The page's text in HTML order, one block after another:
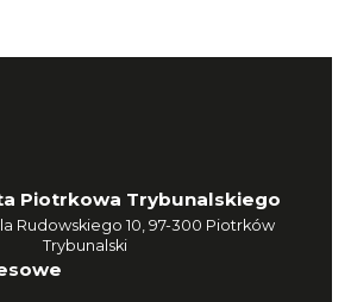
Piotrkowa Trybunalskiego
Rudowskiego 10, 97-300 Piotrków
Trybunalski